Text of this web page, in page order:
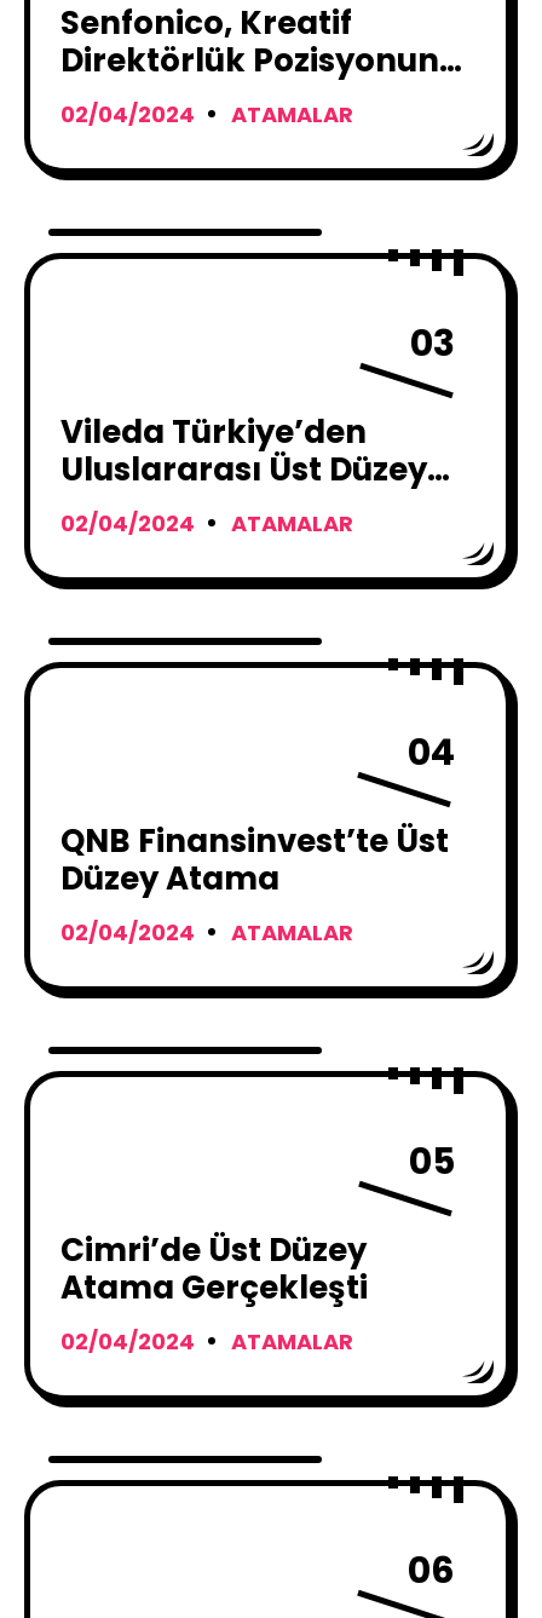
Senfonico, Kreatif
Direktörlük Pozisyonuna
Dila Tapan’ı Atadı
02/04/2024 ATAMALAR
03
Vileda Türkiye’den
Uluslararası Üst Düzey
Atanma
02/04/2024 ATAMALAR
04
QNB Finansinvest’te Üst
Düzey Atama
02/04/2024 ATAMALAR
05
Cimri’de Üst Düzey
Atama Gerçekleşti
02/04/2024 ATAMALAR
06